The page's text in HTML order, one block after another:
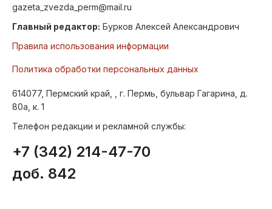
gazeta_zvezda_perm@mail.ru
Главный редактор: Бурков Алексей Александрович
Правила использования информации
Политика обработки персональных данных
614077, Пермский край, , г. Пермь, бульвар Гагарина, д.
80а, к. 1
Телефон редакции и рекламной службы:
+7 (342) 214-47-70
доб. 842